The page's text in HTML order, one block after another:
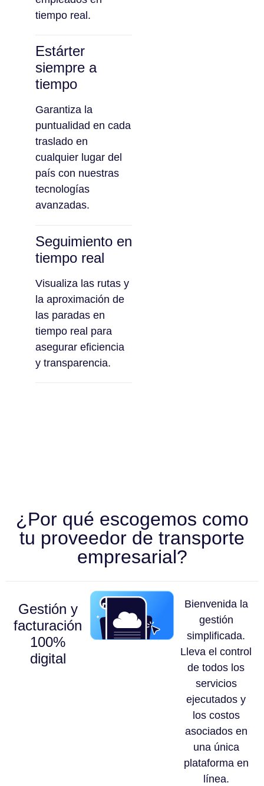
tiempo real.
Estárter
siempre a
tiempo
Garantiza la
puntualidad en cada
traslado en
cualquier lugar del
país con nuestras
tecnologías
avanzadas.
Seguimiento en
tiempo real
Visualiza las rutas y
la aproximación de
las paradas en
tiempo real para
asegurar eficiencia
y transparencia.
¿Por qué escogemos como
tu proveedor de transporte
empresarial?
Gestión y
facturación
100%
digital
Bienvenida la
gestión
simplificada.
Lleva el control
de todos los
servicios
ejecutados y
los costos
asociados en
una única
plataforma en
línea.